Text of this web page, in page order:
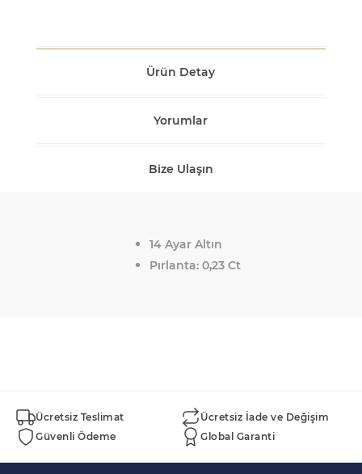
Ürün Detay
Yorumlar
Bize Ulaşın
14 Ayar Altın
Pırlanta: 0,23 Ct
Ücretsiz Teslimat
Ücretsiz İade ve Değişim
Güvenli Ödeme
Global Garanti